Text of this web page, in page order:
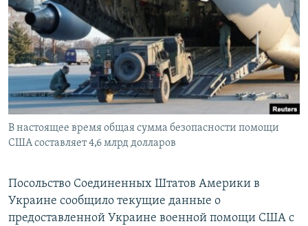
ПОБЕДИТЕЛЕЙ НЕ СУДЯТ?
КРЫМ.НЕПОКОРЕННЫЙ
ELIFBE
УКРАИНСКАЯ ПРОБЛЕМА КРЫМА
ПРИСОЕДИНЯЙТЕСЬ!
Все сайты RFE/RL
В настоящее время общая сумма безопасности помощи
США составляет 4,6 млрд долларов
Посольство Соединенных Штатов Америки в
Украине сообщило текущие данные о
предоставленной Украине военной помощи США с